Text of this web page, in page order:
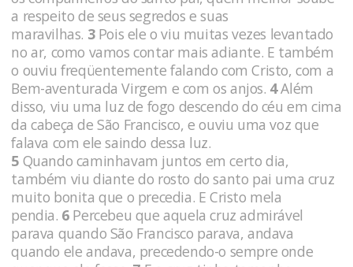
a respeito de seus segredos e suas
maravilhas. 3Pois ele o viu muitas vezes levantado
no ar, como vamos contar mais adiante. E também
o ouviu freqüentemente falando com Cristo, com a
Bem-aventurada Virgem e com os anjos. 4Além
disso, viu uma luz de fogo descendo do céu em cima
da cabeça de São Francisco, e ouviu uma voz que
falava com ele saindo dessa luz.
5 Quando caminhavam juntos em certo dia,
também viu diante do rosto do santo pai uma cruz
muito bonita que o precedia. E Cristo mela
pendia. 6Percebeu que aquela cruz admirável
parava quando São Francisco parava, andava
quando ele andava, precedendo-o sempre onde